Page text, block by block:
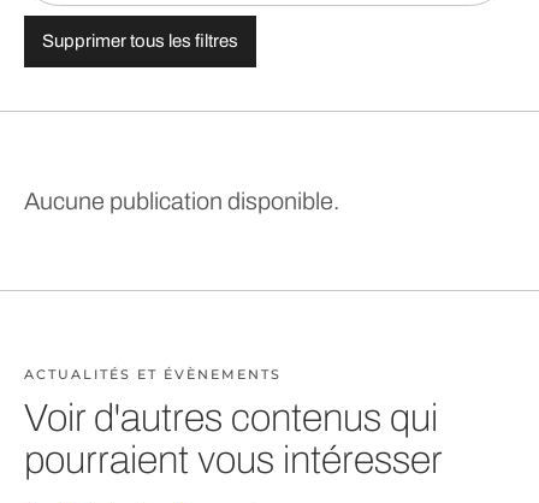
Supprimer tous les filtres
Aucune publication disponible.
ACTUALITÉS ET ÉVÈNEMENTS
Voir d'autres contenus qui
pourraient vous intéresser